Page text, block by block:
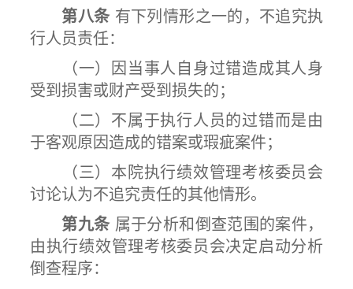
第八条 有下列情形之一的，不追究执
行人员责任：
（一）因当事人自身过错造成其人身
受到损害或财产受到损失的；
（二）不属于执行人员的过错而是由
于客观原因造成的错案或瑕疵案件；
（三）本院执行绩效管理考核委员会
讨论认为不追究责任的其他情形。
第九条 属于分析和倒查范围的案件，
由执行绩效管理考核委员会决定启动分析
倒查程序：